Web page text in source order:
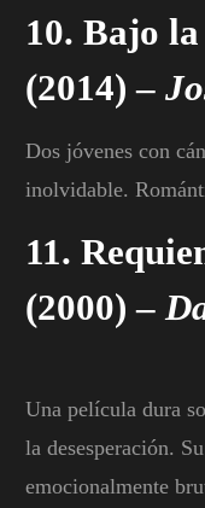
10. Bajo
(2014) –
Dos jóvenes con
inolvidable.
11.
(2000) –
Una película dura
la desesperación.
emocionalmente